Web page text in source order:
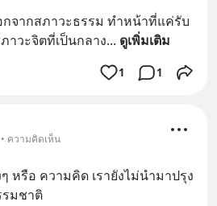
จากสภาวะธรรม ทำหน้าที่แค่รับ
าวะจิตที่เป็นกลาง... ดูเพิ่มเติม
1 1
ความคิดเห็น
หรือ ความคิด เรายังไม่นำมาปรุง
มชาติ